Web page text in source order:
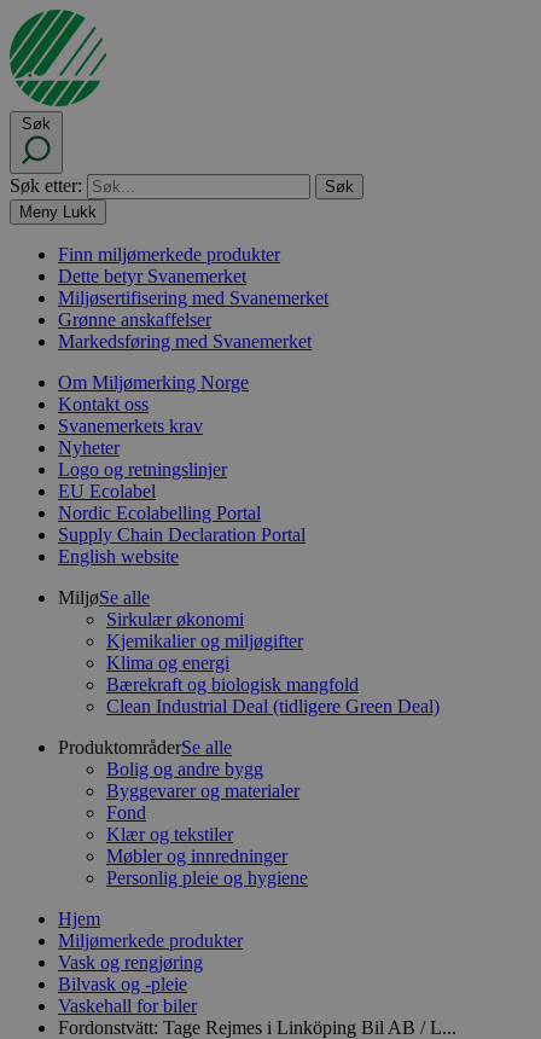
Søk
Søk etter:
Meny Lukk
Finn miljømerkede produkter
Dette betyr Svanemerket
Miljøsertifisering med Svanemerket
Grønne anskaffelser
Markedsføring med Svanemerket
Om Miljømerking Norge
Kontakt oss
Svanemerkets krav
Nyheter
Logo og retningslinjer
EU Ecolabel
Nordic Ecolabelling Portal
Supply Chain Declaration Portal
English website
MiljøSe alle
Sirkulær økonomi
Kjemikalier og miljøgifter
Klima og energi
Bærekraft og biologisk mangfold
Clean Industrial Deal (tidligere Green Deal)
ProduktområderSe alle
Bolig og andre bygg
Byggevarer og materialer
Fond
Klær og tekstiler
Møbler og innredninger
Personlig pleie og hygiene
Hjem
Miljømerkede produkter
Vask og rengjøring
Bilvask og -pleie
Vaskehall for biler
Fordonstvätt: Tage Rejmes i Linköping Bil AB / L...